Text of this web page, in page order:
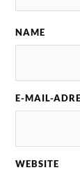
NAME
E-MAIL-
WEBSITE